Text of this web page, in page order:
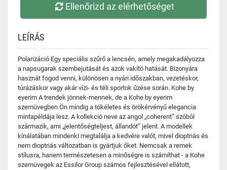
Ellenőrizd az elérhetőséget
LEÍRÁS
Polarizáció Egy speciális szűrő a lencsén, amely megakadályozza
a napsugarak szembejutását és azok vakító hatását. Bizonyára
hasznát fogod venni, különösen a nyári időszakban, vezetéskor,
túrázáskor vagy akár vízi- és téli sportok űzése során. Kohe by
eyerim A trendek jönnek-mennek, de a Kohe by eyerim
szemüvegben Ön mindig a tökéletes és örökérvényű elegancia
mintapéldája lesz. A kollekció neve az angol „coherent” szóból
származik, ami „jelentőségteljest, állandót” jelent. A modellek
kínálatában mindenki megtalálja a kedvére valót, mivel dioptriás és
nem dioptriás változatban is gyártjuk őket. Nemcsak a remek
stílusra, hanem természetesen a minőségre is számíthat - a Kohe
szemüvegek az Essilor Group számos fejlesztésével ellátott,